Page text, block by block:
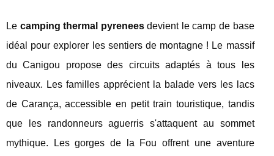
Le camping thermal pyreneesdevient le camp de base
idéal pour explorer les sentiers de montagne ! Le massif
du Canigou propose des circuits adaptés à tous les
niveaux. Les familles apprécient la balade vers les lacs
de Carança, accessible en petit train touristique, tandis
que les randonneurs aguerris s'attaquent au sommet
mythique. Les gorges de la Fou offrent une aventure